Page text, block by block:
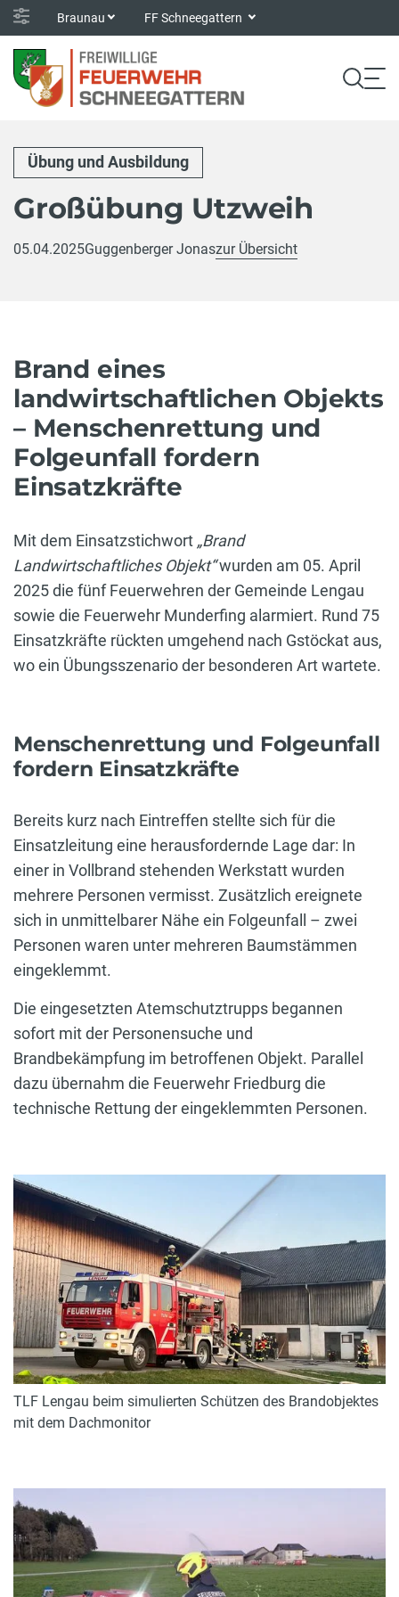
Braunau FF Schneegattern
Übung und Ausbildung
Großübung Utzweih
05.04.2025Guggenberger Jonaszur Übersicht
Brand eines
landwirtschaftlichen Objekts
– Menschenrettung und
Folgeunfall fordern
Einsatzkräfte
Mit dem Einsatzstichwort „Brand
Landwirtschaftliches Objekt“wurden am 05. April
2025 die fünf Feuerwehren der Gemeinde Lengau
sowie die Feuerwehr Munderfing alarmiert. Rund 75
Einsatzkräfte rückten umgehend nach Gstöckat aus,
wo ein Übungsszenario der besonderen Art wartete.
Menschenrettung und Folgeunfall
fordern Einsatzkräfte
Bereits kurz nach Eintreffen stellte sich für die
Einsatzleitung eine herausfordernde Lage dar: In
einer in Vollbrand stehenden Werkstatt wurden
mehrere Personen vermisst. Zusätzlich ereignete
sich in unmittelbarer Nähe ein Folgeunfall – zwei
Personen waren unter mehreren Baumstämmen
eingeklemmt.
Die eingesetzten Atemschutztrupps begannen
sofort mit der Personensuche und
Brandbekämpfung im betroffenen Objekt. Parallel
dazu übernahm die Feuerwehr Friedburg die
technische Rettung der eingeklemmten Personen.
TLF Lengau beim simulierten Schützen des Brandobjektes
mit dem Dachmonitor